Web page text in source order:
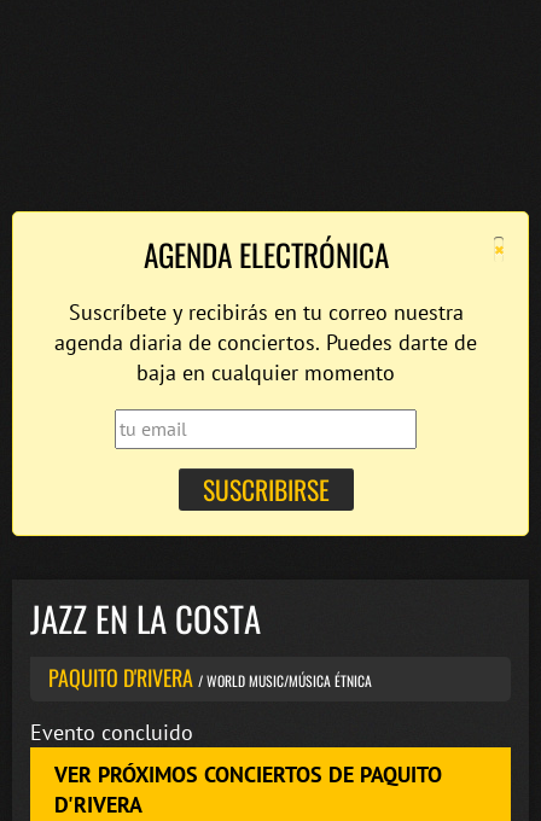
×
AGENDA ELECTRÓNICA
Suscríbete y recibirás en tu correo nuestra
agenda diaria de conciertos. Puedes darte de
baja en cualquier momento
JAZZ EN LA COSTA
PAQUITO D'RIVERA / WORLD MUSIC/MÚSICA ÉTNICA
Evento concluido
VER PRÓXIMOS CONCIERTOS DE PAQUITO
D'RIVERA